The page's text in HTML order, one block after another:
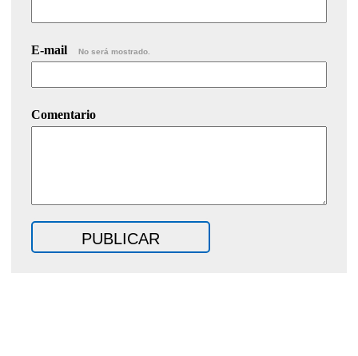
E-mail No será mostrado.
Comentario